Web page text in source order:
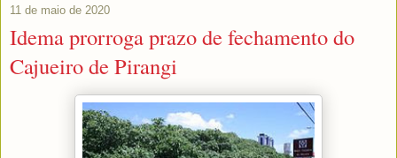
11 de maio de 2020
Idema prorroga prazo de fechamento do
Cajueiro de Pirangi